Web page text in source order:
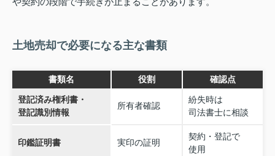
土地売却で必要になる主な書類
書類名 役割 確認点
登記済み権利書・
登記識別情報
所有者確認
紛失時は
司法書士に相談
印鑑証明書 実印の証明
契約・登記で
使用